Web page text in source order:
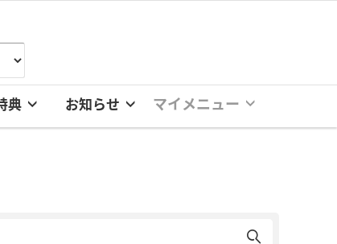
典 お知らせ マイメニュー